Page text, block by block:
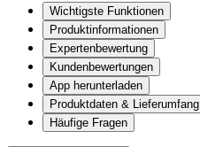
Wichtigste Funktionen
Produktinformationen
Expertenbewertung
Kundenbewertungen
App herunterladen
Produktdaten & Lieferumfang
Häufige Fragen